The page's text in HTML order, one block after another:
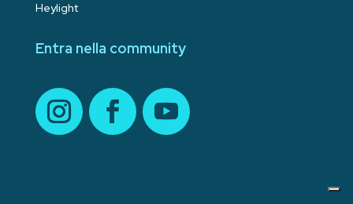
Heylight
Entra nella community